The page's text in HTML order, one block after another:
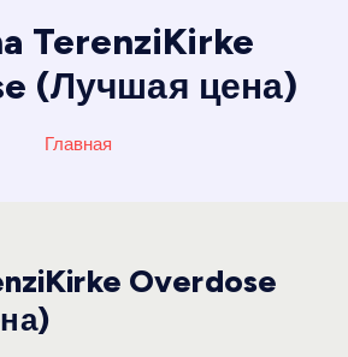
TerenziKirke
(Лучшая цена)
Главная
Overdose